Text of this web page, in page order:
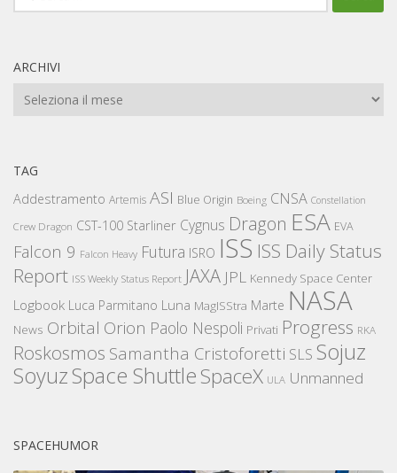
per:
ARCHIVI
Archivi
TAG
Addestramento Artemis ASI Blue Origin Boeing CNSA Constellation
Crew Dragon CST-100 Starliner Cygnus Dragon ESA EVA
Falcon 9 Falcon Heavy Futura ISRO ISS ISS Daily Status
Report ISS Weekly Status Report JAXA JPL Kennedy Space Center
Logbook Luca Parmitano Luna MagISStra Marte NASA
News Orbital Orion Paolo Nespoli Privati Progress RKA
Roskosmos Samantha Cristoforetti SLS Sojuz
SoyuzSpace ShuttleSpaceX ULA Unmanned
SPACEHUMOR